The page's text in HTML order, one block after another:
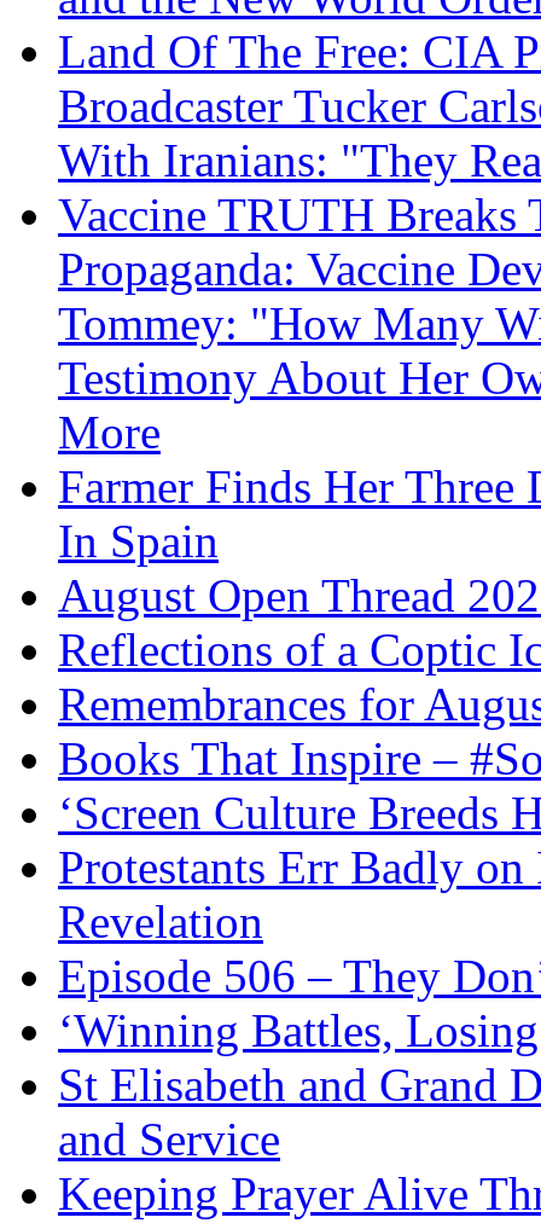
Land Of The Free: CIA
Broadcaster Tucker
With Iranians: "They
Vaccine TRUTH
Propaganda: Vaccine
Tommey: "How Many
Testimony About Her
More
Farmer Finds Her
In Spain
August Open Thread
Reflections of a Coptic
Remembrances for
Books That Inspire –
‘Screen Culture Breeds
Protestants Err Badly
Revelation
Episode 506 – They
‘Winning Battles, Losing
St Elisabeth and Grand
and Service
Keeping Prayer Alive